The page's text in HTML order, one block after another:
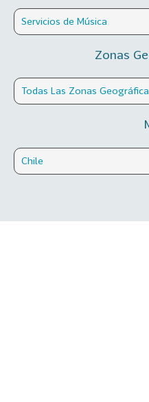
Servicios de Música
Zonas
Todas Las Zonas
Chile